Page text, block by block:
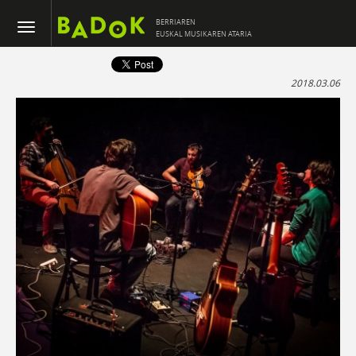
BERRIAREN
EUSKAL MUSIKAREN ATARIA
2018.03.06